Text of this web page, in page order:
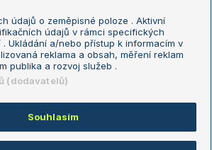
Nastavení soukromí
Reklama
Informace o zpracování osobních
údajů
Využíváme zpravodajství ČTK.
údajů o zeměpisné poloze . Aktivní
údajů v rámci specifických
. Ukládání a/nebo přístup k informacím v
reklama a obsah, měření reklam
publika a rozvoj služeb .
(dodavatelů)
Souhlasím